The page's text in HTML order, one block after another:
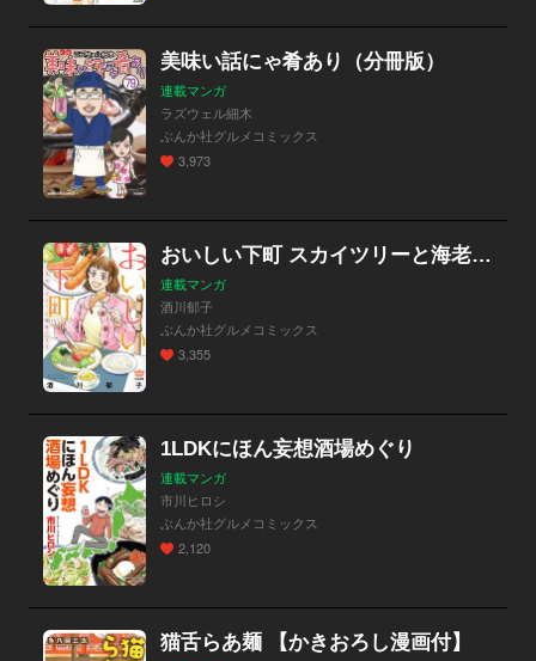
美味い話にゃ肴あり（分冊版）
連載マンガ
ラズウェル細木
ぶんか社グルメコミックス
3,973
おいしい下町 スカイツリーと海老フライ
連載マンガ
酒川郁子
ぶんか社グルメコミックス
3,355
1LDKにほん妄想酒場めぐり
連載マンガ
市川ヒロシ
ぶんか社グルメコミックス
2,120
猫舌らあ麺 【かきおろし漫画付】